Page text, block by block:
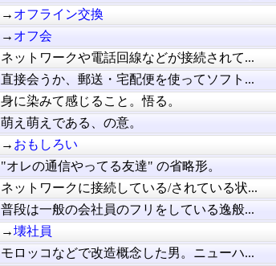
→ オフライン交換
→ オフ会
ネットワークや電話回線などが接続されて...
直接会うか、郵送・宅配便を使ってソフト...
身に染みて感じること。悟る。
萌え萌えである、の意。
→ おもしろい
"オレの通信やってる友達" の省略形。
ネットワークに接続している/されている状...
普段は一般の会社員のフリをしている逸般...
→壊社員
モロッコなどで改造概念した男。ニューハ...